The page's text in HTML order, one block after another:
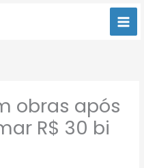
obras após
R$ 30 bi